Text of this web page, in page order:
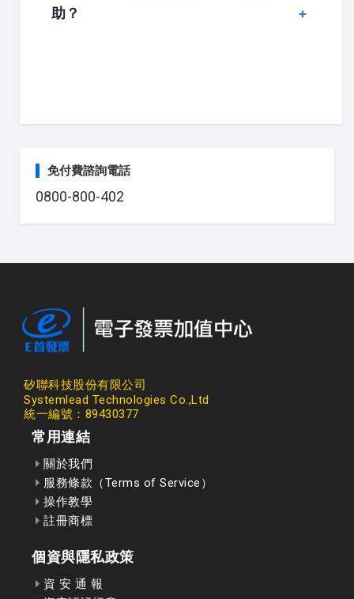
助？
免付費諮詢電話
0800-800-402
矽聯科技股份有限公司
Systemlead Technologies Co.,Ltd
統一編號：89430377
常用連結
關於我們
服務條款（Terms of Service）
操作教學
註冊商標
個資與隱私政策
資 安 通 報